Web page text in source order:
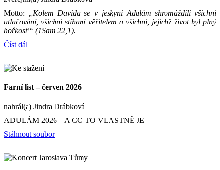
Motto:
„Kolem Davida se v jeskyni Adulám shromáždili všichni
utlačování, všichni stíhaní věřitelem a všichni, jejichž život byl plný
hořkosti“ (1Sam 22,1).
Číst dál
Farní list – červen 2026
nahrál(a) Jindra Drábková
ADULÁM 2026 – A CO TO VLASTNĚ JE
Stáhnout soubor